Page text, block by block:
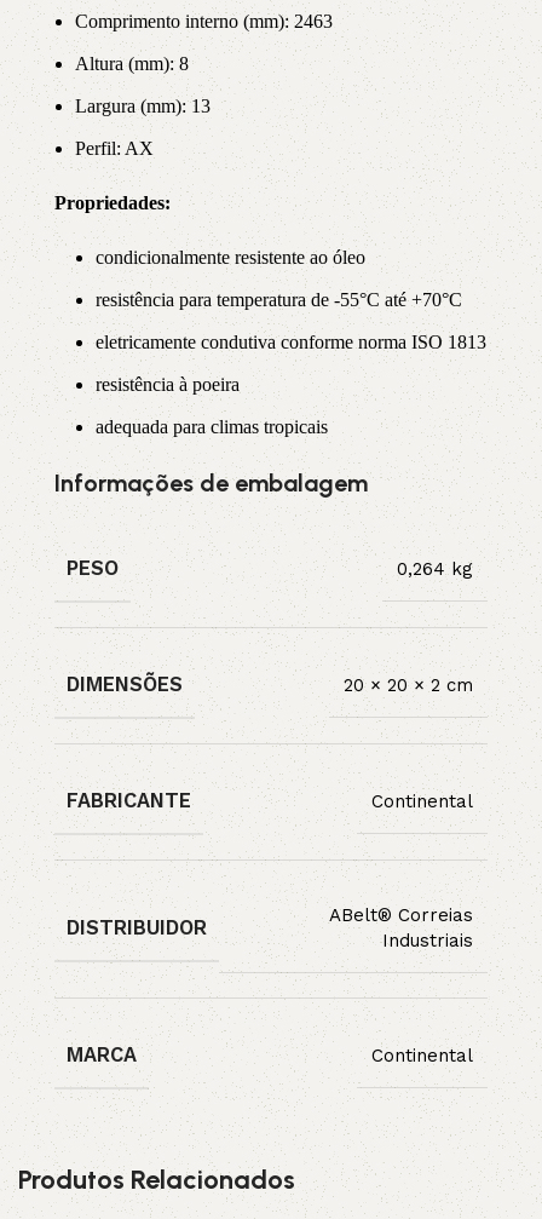
Comprimento interno (mm): 2463
Altura (mm): 8
Largura (mm): 13
Perfil: AX
Propriedades:
condicionalmente resistente ao óleo
resistência para temperatura de -55°C até +70°C
eletricamente condutiva conforme norma ISO 1813
resistência à poeira
adequada para climas tropicais
Informações de embalagem
PESO 0,264 kg
DIMENSÕES 20 × 20 × 2 cm
FABRICANTE Continental
DISTRIBUIDOR
ABelt® Correias
Industriais
MARCA Continental
Produtos Relacionados